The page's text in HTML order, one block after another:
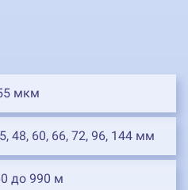
мкм
48, 60, 66, 72, 96, 144 мм
до 990 м